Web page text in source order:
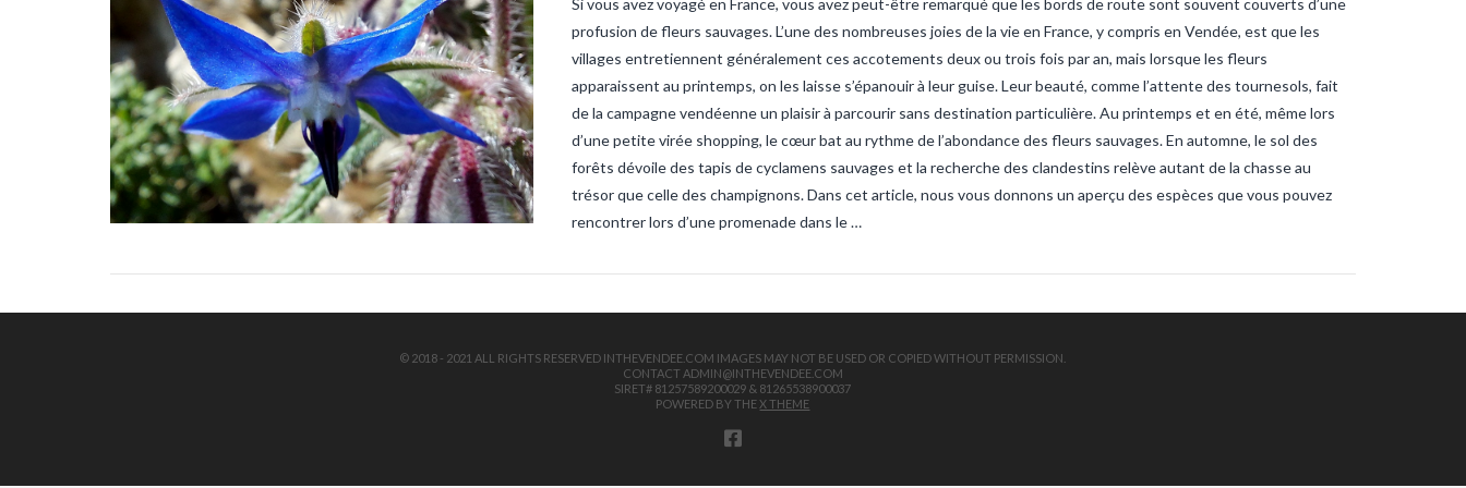
sandre-vendee sardines sardines-
vendee
tanche
tanche-vendee
truite
vendee-pêche
Si vous avez voyagé en France, vous avez peut-être remarqué que les bords de route sont souvent couverts d’une
profusion de fleurs sauvages. L’une des nombreuses joies de la vie en France, y compris en Vendée, est que les
villages entretiennent généralement ces accotements deux ou trois fois par an, mais lorsque les fleurs
apparaissent au printemps, on les laisse s’épanouir à leur guise. Leur beauté, comme l’attente des tournesols, fait
de la campagne vendéenne un plaisir à parcourir sans destination particulière. Au printemps et en été, même lors
d’une petite virée shopping, le cœur bat au rythme de l’abondance des fleurs sauvages. En automne, le sol des
forêts dévoile des tapis de cyclamens sauvages et la recherche des clandestins relève autant de la chasse au
trésor que celle des champignons. Dans cet article, nous vous donnons un aperçu des espèces que vous pouvez
rencontrer lors d’une promenade dans le …
© 2018 - 2021 ALL RIGHTS RESERVED INTHEVENDEE.COM IMAGES MAY NOT BE USED OR COPIED WITHOUT PERMISSION.
CONTACT ADMIN@INTHEVENDEE.COM
SIRET# 81257589200029 & 81265538900037
POWERED BY THEX THEME